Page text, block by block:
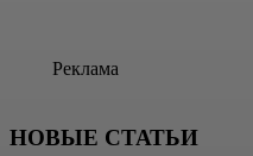
Реклама
НОВЫЕ СТАТЬИ